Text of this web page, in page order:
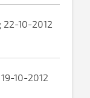
10-2012
10-2012